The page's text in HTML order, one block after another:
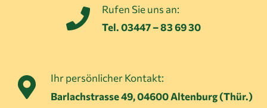
Rufen Sie uns an:
Tel. 03447 – 83 69 30
Ihr persönlicher Kontakt:
Barlachstrasse 49, 04600 Altenburg (Thür.)